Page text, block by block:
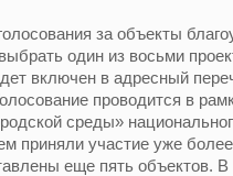
за объекты
один из восьми
включен в адресный
проводится в
среды»
приняли участие уже
еще пять объектов.